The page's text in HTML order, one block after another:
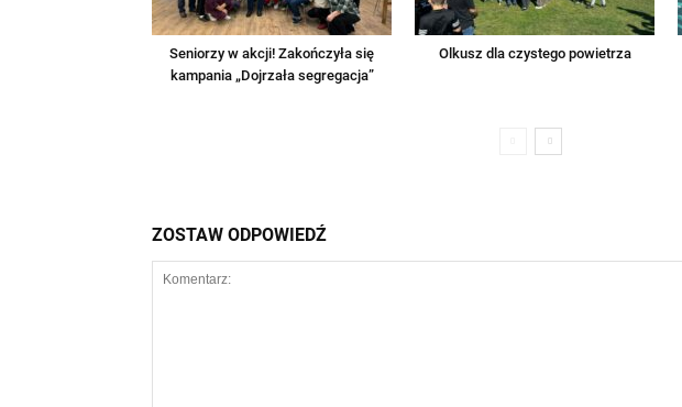
Seniorzy w akcji! Zakończyła się
kampania „Dojrzała segregacja”
Olkusz dla czystego powietrza
ZOSTAW ODPOWIEDŹ